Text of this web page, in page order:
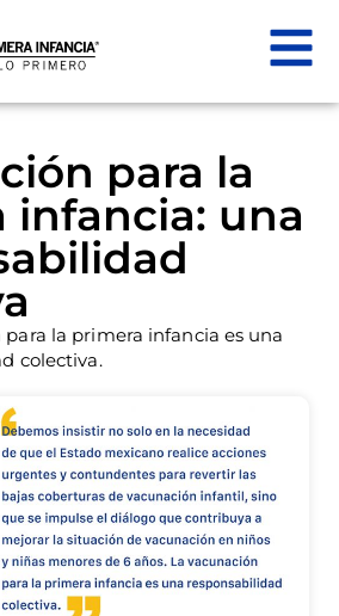
para la
infancia: una
para la primera infancia es una
colectiva.